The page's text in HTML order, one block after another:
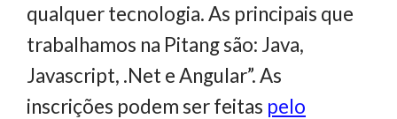
qualquer tecnologia. As principais que
trabalhamos na Pitang são: Java,
Javascript, .Net e Angular”. As
inscrições podem ser feitas pelo